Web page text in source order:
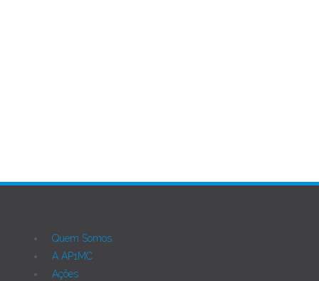
Quem Somos
A AP1MC
Ações